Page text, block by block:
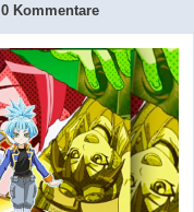
0 Kommentare